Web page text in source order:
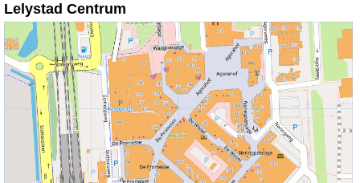
Lelystad Centrum